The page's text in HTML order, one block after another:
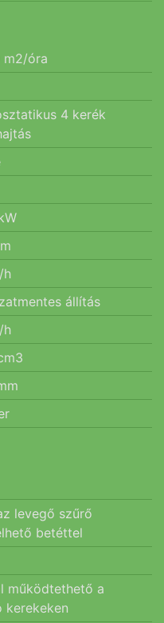
m2/óra
4 kerék
h
állítás
h
levegő szűrő
betéttel
működtethető a
kerekeken